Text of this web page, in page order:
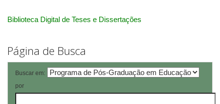
Biblioteca Digital de Teses e Dissertações
Página de Busca
Buscar em:
por